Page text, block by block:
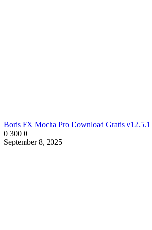
Boris FX Mocha Pro Download Gratis v12.5.1
0 300 0
September 8, 2025